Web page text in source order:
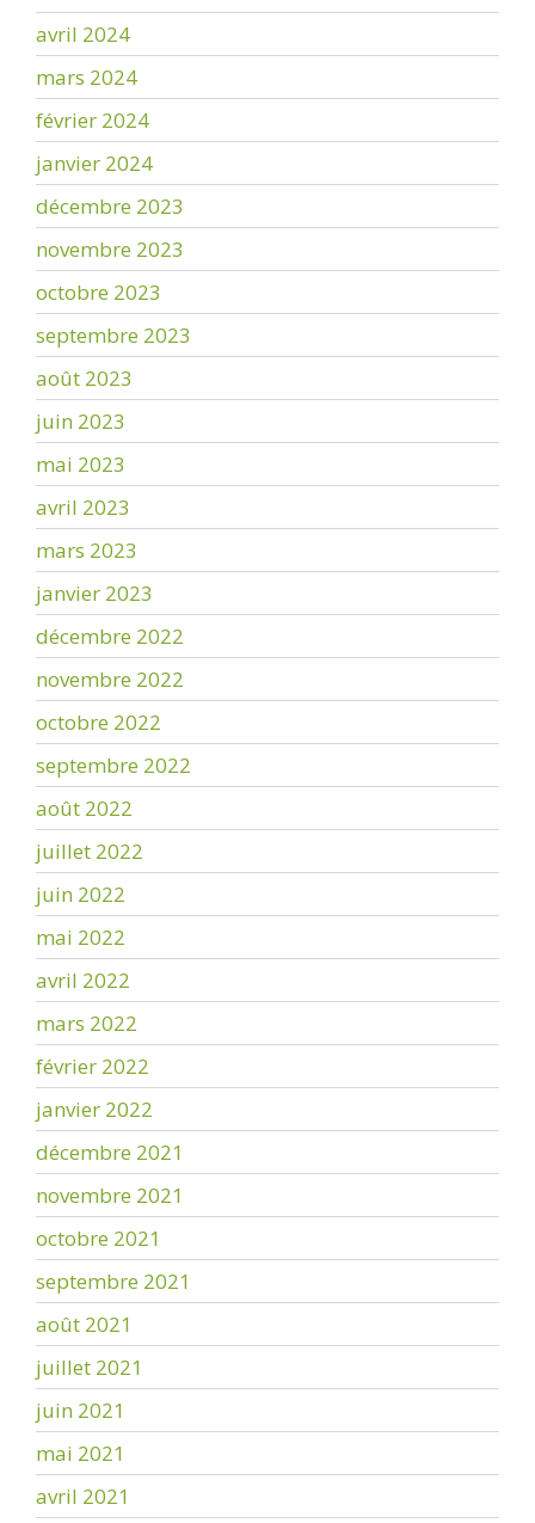
avril 2024
mars 2024
février 2024
janvier 2024
décembre 2023
novembre 2023
octobre 2023
septembre 2023
août 2023
juin 2023
mai 2023
avril 2023
mars 2023
janvier 2023
décembre 2022
novembre 2022
octobre 2022
septembre 2022
août 2022
juillet 2022
juin 2022
mai 2022
avril 2022
mars 2022
février 2022
janvier 2022
décembre 2021
novembre 2021
octobre 2021
septembre 2021
août 2021
juillet 2021
juin 2021
mai 2021
avril 2021